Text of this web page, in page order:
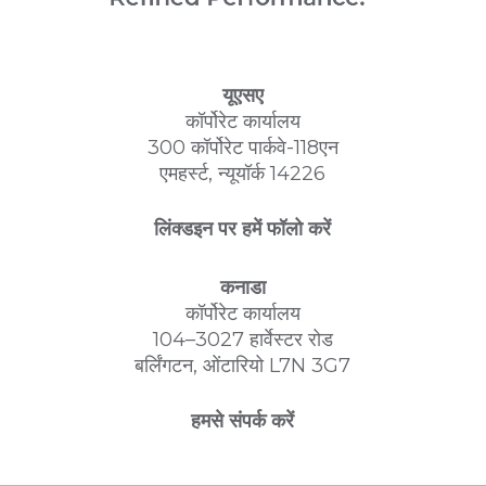
यूएसए
कॉर्पोरेट कार्यालय
300 कॉर्पोरेट पार्कवे-118एन
एमहर्स्ट, न्यूयॉर्क 14226
लिंक्डइन पर हमें फॉलो करें
कनाडा
कॉर्पोरेट कार्यालय
104–3027 हार्वेस्टर रोड
बर्लिंगटन, ओंटारियो L7N 3G7
हमसे संपर्क करें